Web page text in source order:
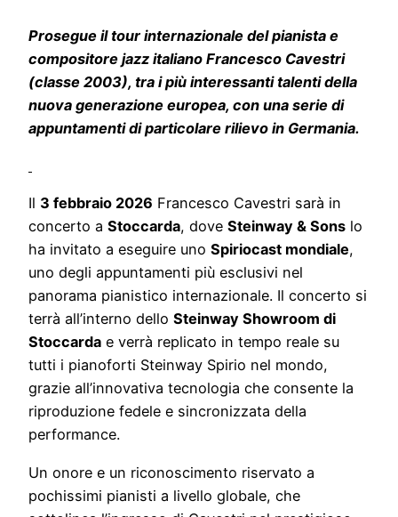
Prosegue il tour internazionale del pianista e
compositore jazz italiano Francesco Cavestri
(classe 2003), tra i più interessanti talenti della
nuova generazione europea, con una serie di
appuntamenti di particolare rilievo in Germania.
Il 3 febbraio 2026 Francesco Cavestri sarà in
concerto a Stoccarda, dove Steinway & Sons lo
ha invitato a eseguire uno Spiriocast mondiale,
uno degli appuntamenti più esclusivi nel
panorama pianistico internazionale. Il concerto si
terrà all’interno dello Steinway Showroom di
Stoccarda e verrà replicato in tempo reale su
tutti i pianoforti Steinway Spirio nel mondo,
grazie all’innovativa tecnologia che consente la
riproduzione fedele e sincronizzata della
performance.
Un onore e un riconoscimento riservato a
pochissimi pianisti a livello globale, che